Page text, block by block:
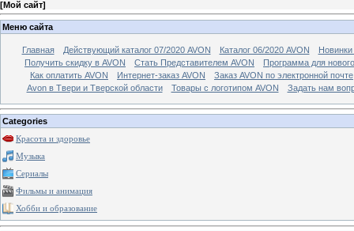
[Мой сайт]
Меню сайта
Главная Действующий каталог 07/2020 AVON Каталог 06/2020 AVON
Новинки
Получить скидку в AVON
Стать Представителем AVON
Программа для
Как оплатить AVON
Интернет-заказ AVON
Заказ AVON по электронной почте
Avon в Твери и Тверской области
Товары с логотипом AVON Задать нам
Categories
Красота и здоровье
Музыка
Сериалы
Фильмы и анимация
Хобби и образование